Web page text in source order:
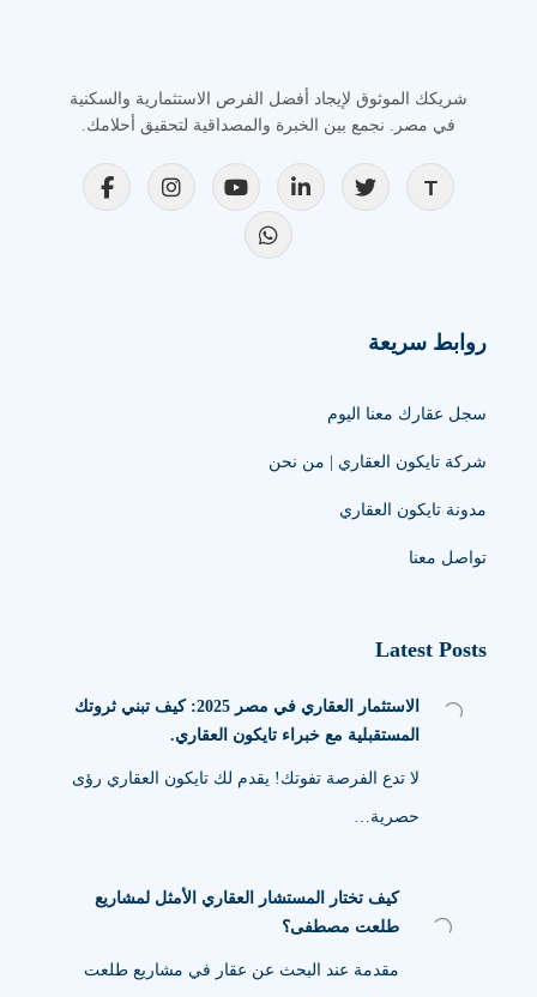
شريكك الموثوق لإيجاد أفضل الفرص الاستثمارية والسكنية
في مصر. نجمع بين الخبرة والمصداقية لتحقيق أحلامك.
روابط سريعة
سجل عقارك معنا اليوم
شركة تايكون العقاري | من نحن
مدونة تايكون العقاري
تواصل معنا
Latest Posts
الاستثمار العقاري في مصر 2025: كيف تبني ثروتك
المستقبلية مع خبراء تايكون العقاري.
لا تدع الفرصة تفوتك! يقدم لك تايكون العقاري رؤى
حصرية…
كيف تختار المستشار العقاري الأمثل لمشاريع
طلعت مصطفى؟
مقدمة عند البحث عن عقار في مشاريع طلعت